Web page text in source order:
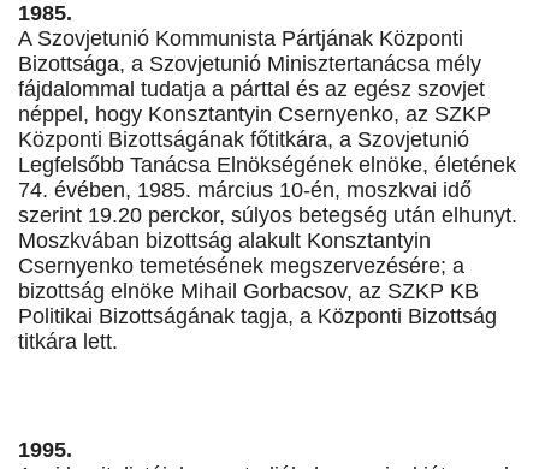
1985.
A Szovjetunió Kommunista Pártjának Központi
Bizottsága, a Szovjetunió Minisztertanácsa mély
fájdalommal tudatja a párttal és az egész szovjet
néppel, hogy Konsztantyin Csernyenko, az SZKP
Központi Bizottságának főtitkára, a Szovjetunió
Legfelsőbb Tanácsa Elnökségének elnöke, életének
74. évében, 1985. március 10-én, moszkvai idő
szerint 19.20 perckor, súlyos betegség után elhunyt.
Moszkvában bizottság alakult Konsztantyin
Csernyenko temetésének megszervezésére; a
bizottság elnöke Mihail Gorbacsov, az SZKP KB
Politikai Bizottságának tagja, a Központi Bizottság
titkára lett.
1995.